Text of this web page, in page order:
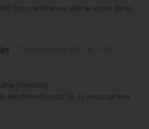
Com certeza vou aplicar essas dicas.
(Frentista)
atendimento nota 10, 15 anos carteira